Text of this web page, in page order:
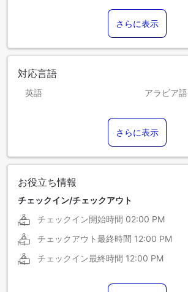
さらに表示
対応言語
英語 アラビア語
さらに表示
お役立ち情報
チェックイン/チェックアウト
チェックイン開始時間 02:00 PM
チェックアウト最終時間 12:00 PM
チェックイン最終時間 12:00 PM